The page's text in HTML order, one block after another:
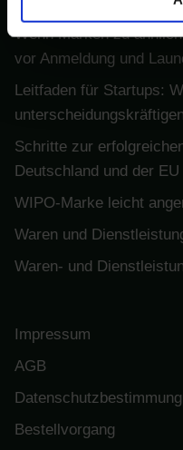
Wenn Marken zu
vor Anmeldung und
Leitfaden für Startups:
Schritte zur
Deutschland und der EU
WIPO-Marke leicht
Waren und
Waren- und
Impressum
AGB
Datenschutzbestimmung
Bestellvorgang